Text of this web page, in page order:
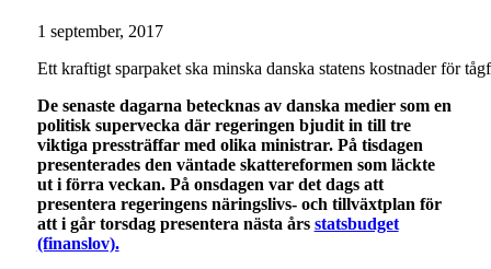
1 september, 2017
Ett kraftigt sparpaket ska minska danska statens kostnader för
De senaste dagarna betecknas av danska medier som en
politisk supervecka där regeringen bjudit in till tre
viktiga pressträffar med olika ministrar. På tisdagen
presenterades den väntade skattereformen som läckte
ut i förra veckan. På onsdagen var det dags att
presentera regeringens näringslivs- och tillväxtplan för
att i går torsdag presentera nästa års statsbudget
(finanslov).